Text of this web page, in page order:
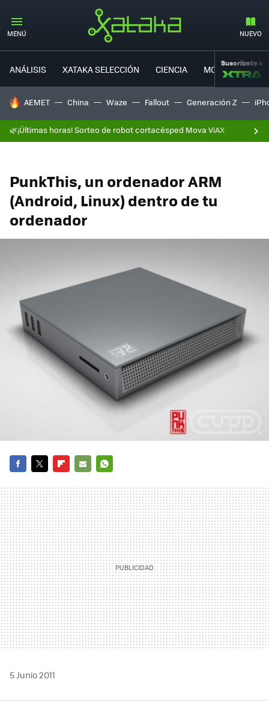
MENÚ NUEVO
ANÁLISIS XATAKA SELECCIÓN CIENCIA MOVILIDAD
Suscríbete a
HOY SE HABLA DE
AEMET China Waze Fallout Generación Z
🌿¡Últimas horas! Sorteo de robot cortacésped Mova ViAX
PunkThis, un ordenador ARM
(Android, Linux) dentro de tu
ordenador
MAIL
5 Junio 2011